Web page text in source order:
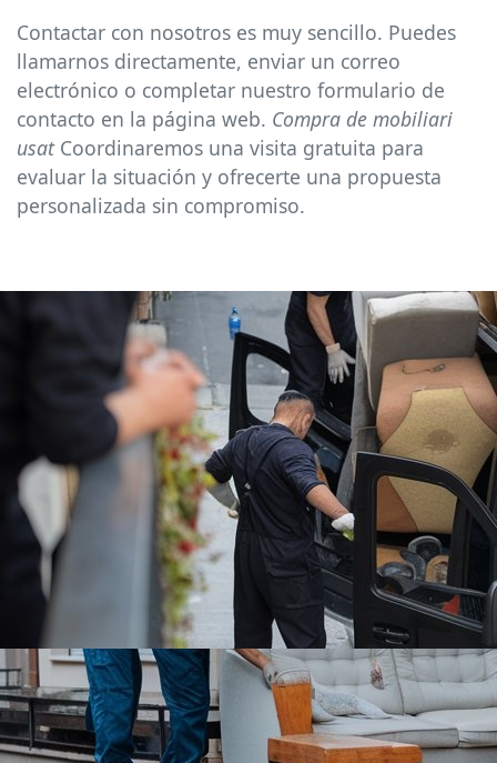
Contactar con nosotros es muy sencillo. Puedes
llamarnos directamente, enviar un correo
electrónico o completar nuestro formulario de
contacto en la página web. Compra de mobiliari
usatCoordinaremos una visita gratuita para
evaluar la situación y ofrecerte una propuesta
personalizada sin compromiso.